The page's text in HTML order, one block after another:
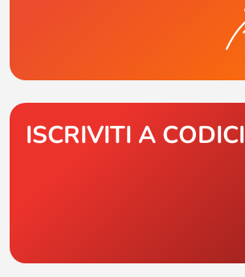
ISCRIVITI A CODICI